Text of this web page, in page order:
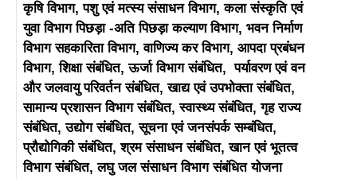
कृषि विभाग, पशु एवं मत्स्य संसाधन विभाग, कला संस्कृति एवं
युवा विभाग पिछड़ा -अति पिछड़ा कल्याण विभाग, भवन निर्माण
विभाग सहकारिता विभाग, वाणिज्य कर विभाग, आपदा प्रबंधन
विभाग, शिक्षा संबंधित, ऊर्जा विभाग संबंधित, पर्यावरण एवं वन
और जलवायु परिवर्तन संबंधित, खाद्य एवं उपभोक्ता संबंधित,
सामान्य प्रशासन विभाग संबंधित, स्वास्थ्य संबंधित, गृह राज्य
संबंधित, उद्योग संबंधित, सूचना एवं जनसंपर्क सम्बंधित,
प्रौद्योगिकी संबंधित, श्रम संसाधन संबंधित, खान एवं भूतत्व
विभाग संबंधित, लघु जल संसाधन विभाग संबंधित योजना